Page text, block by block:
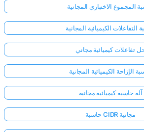
المجموع الاختباري المجانية
التفاعلات الكيميائية المجانية
تفاعلات كيميائية مجاني
الإزاحة الكيميائية المجانية
آلة حاسبة كيميائية مجانية
حاسبة CIDR مجانية